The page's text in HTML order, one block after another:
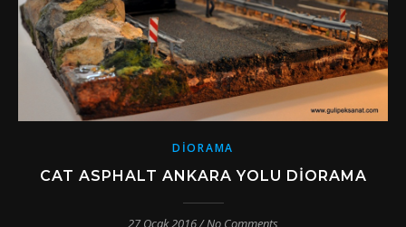
DIORAMA
CAT ASPHALT ANKARA YOLU DIORAMA
27 Ocak 2016/No Comments